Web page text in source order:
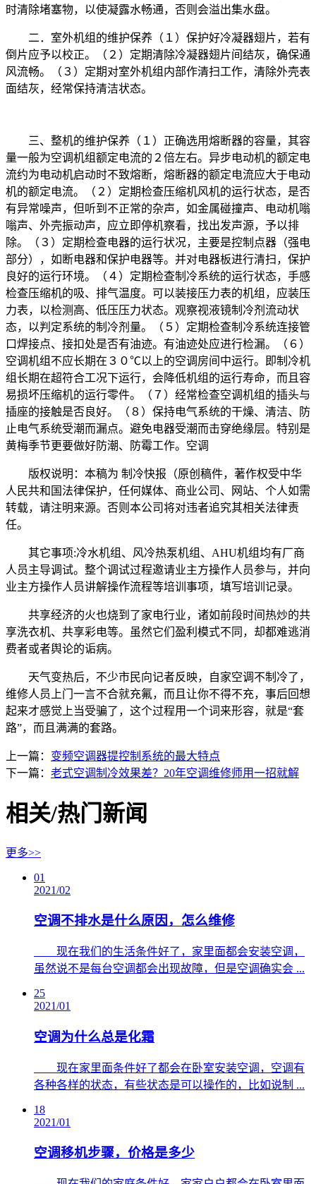
时清除堵塞物，以使凝露水畅通，否则会溢出集水盘。
二．室外机组的维护保养（１）保护好冷凝器翅片，若有
倒片应予以校正。（２）定期清除冷凝器翅片间结灰，确保通
风流畅。（３）定期对室外机组内部作清扫工作，清除外壳表
面结灰，经常保持清洁状态。
三、整机的维护保养（１）正确选用熔断器的容量，其容
量一般为空调机组额定电流的２倍左右。异步电动机的额定电
流约为电动机启动时不致熔断，熔断器的额定电流应大于电动
机的额定电流。（２）定期检查压缩机风机的运行状态，是否
有异常噪声，但听到不正常的杂声，如金属碰撞声、电动机嗡
嗡声、外壳振动声，应立即停机察看，找出发声源，予以排
除。（３）定期检查电器的运行状况，主要是控制点器（强电
部分），如断电器和保护电器等。并对电器板进行清扫，保护
良好的运行环境。（４）定期检查制冷系统的运行状态，手感
检查压缩机的吸、排气温度。可以装接压力表的机组，应装压
力表，以检测高、低压压力状态。观察视液镜制冷剂流动状
态，以判定系统的制冷剂量。（５）定期检查制冷系统连接管
口焊接点、接扣处是否有油迹。有油迹处应进行检漏。（６）
空调机组不应长期在３０℃以上的空调房间中运行。即制冷机
组长期在超符合工况下运行，会降低机组的运行寿命，而且容
易损坏压缩机的运行零件。（７）经常检查空调机组的插头与
插座的接触是否良好。（８）保持电气系统的干燥、清洁、防
止电气系统受潮而漏点。避免电器受潮而击穿绝缘层。特别是
黄梅季节更要做好防潮、防霉工作。空调
版权说明：本稿为 制冷快报（原创稿件，著作权受中华
人民共和国法律保护，任何媒体、商业公司、网站、个人如需
转载，请注明来源。否则本公司将对违者追究其相关法律责
任。
其它事项:冷水机组、风冷热泵机组、AHU机组均有厂商
人员主导调试。整个调试过程邀请业主方操作人员参与，并向
业主方操作人员讲解操作流程等培训事项，填写培训记录。
共享经济的火也烧到了家电行业，诸如前段时间热炒的共
享洗衣机、共享彩电等。虽然它们盈利模式不同，却都难逃消
费者或者舆论的诟病。
天气变热后，不少市民向记者反映，自家空调不制冷了，
维修人员上门一言不合就充氟，而且让你不得不充，事后回想
起来才感觉上当受骗了，这个过程用一个词来形容，就是“套
路”，而且满满的套路。
上一篇： 变频空调器提控制系统的最大特点
下一篇： 老式空调制冷效果差？20年空调维修师用一招就解
相关/热门新闻
更多>>
01
2021/02
空调不排水是什么原因，怎么维修
​ 现在我们的生活条件好了，家里面都会安装空调，
虽然说不是每台空调都会出现故障，但是空调确实会 ...
25
2021/01
空调为什么总是化霜
​ 现在家里面条件好了都会在卧室安装空调，空调有
各种各样的状态，有些状态是可以操作的，比如说制 ...
18
2021/01
空调移机步骤，价格是多少